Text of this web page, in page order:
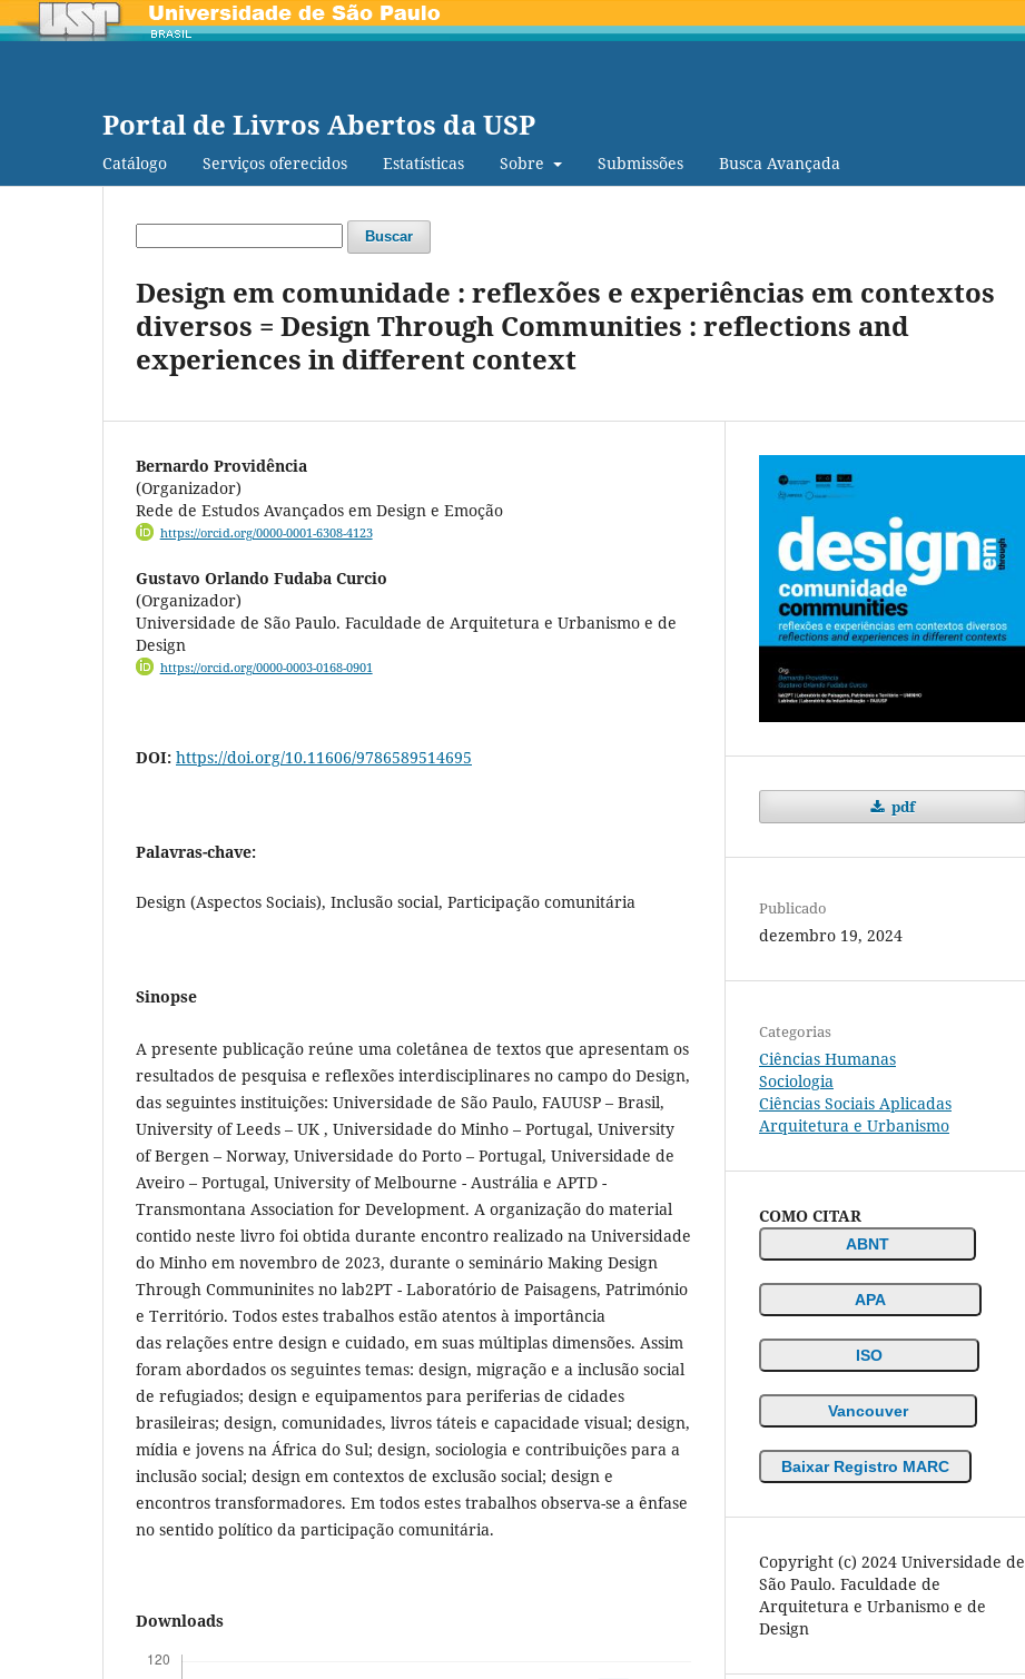
Portal de Livros Abertos da USP
Catálogo Serviços oferecidos Estatísticas Sobre Submissões Busca Avançada
Buscar
Design em comunidade : reflexões e experiências em contextos
diversos = Design Through Communities : reflections and
experiences in different context
Bernardo Providência
(Organizador)
Rede de Estudos Avançados em Design e Emoção
https://orcid.org/0000-0001-6308-4123
Gustavo Orlando Fudaba Curcio
(Organizador)
Universidade de São Paulo. Faculdade de Arquitetura e Urbanismo e de
Design
https://orcid.org/0000-0003-0168-0901
DOI: https://doi.org/10.11606/9786589514695
Palavras-chave:
Design (Aspectos Sociais), Inclusão social, Participação comunitária
Sinopse
A presente publicação reúne uma coletânea de textos que apresentam os
resultados de pesquisa e reflexões interdisciplinares no campo do Design,
das seguintes instituições: Universidade de São Paulo, FAUUSP – Brasil,
University of Leeds – UK , Universidade do Minho – Portugal, University
of Bergen – Norway, Universidade do Porto – Portugal, Universidade de
Aveiro – Portugal, University of Melbourne - Austrália e APTD -
Transmontana Association for Development. A organização do material
contido neste livro foi obtida durante encontro realizado na Universidade
do Minho em novembro de 2023, durante o seminário Making Design
Through Communinites no lab2PT - Laboratório de Paisagens, Património
e Território. Todos estes trabalhos estão atentos à importância
das relações entre design e cuidado, em suas múltiplas dimensões. Assim
foram abordados os seguintes temas: design, migração e a inclusão social
de refugiados; design e equipamentos para periferias de cidades
brasileiras; design, comunidades, livros táteis e capacidade visual; design,
mídia e jovens na África do Sul; design, sociologia e contribuições para a
inclusão social; design em contextos de exclusão social; design e
encontros transformadores. Em todos estes trabalhos observa-se a ênfase
no sentido político da participação comunitária.
Downloads
pdf
Publicado
dezembro 19, 2024
Categorias
Ciências Humanas
Sociologia
Ciências Sociais Aplicadas
Arquitetura e Urbanismo
COMO CITAR
ABNT
APA
ISO
Vancouver
Baixar Registro MARC
Copyright (c) 2024 Universidade de
São Paulo. Faculdade de
Arquitetura e Urbanismo e de
Design